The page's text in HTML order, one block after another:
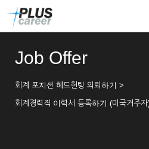
Job Offer
회계 포지션 헤드헌팅 의뢰하기 >
회계경력직 이력서 등록하기 (미국거주